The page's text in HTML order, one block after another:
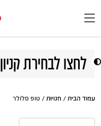
לחצו לבחירת קניון
עמוד הבית / חנויות / טופ סלולר